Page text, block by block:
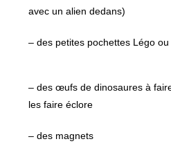
avec un alien dedans)
– des petites pochettes Légo
– des œufs de dinosaures à
les faire éclore
– des magnets